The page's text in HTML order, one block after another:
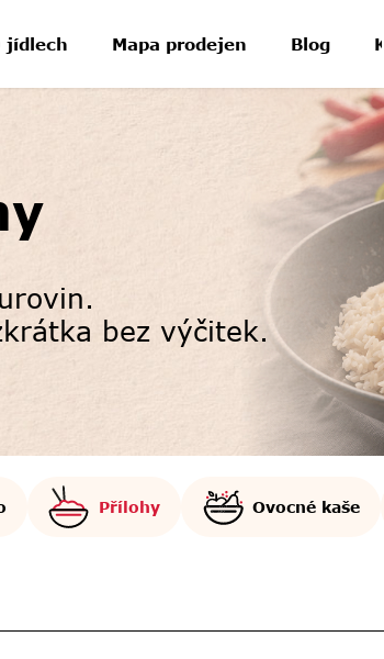
jídlech Mapa prodejen Blog
bez výčitek.
Přílohy Ovocné kaše